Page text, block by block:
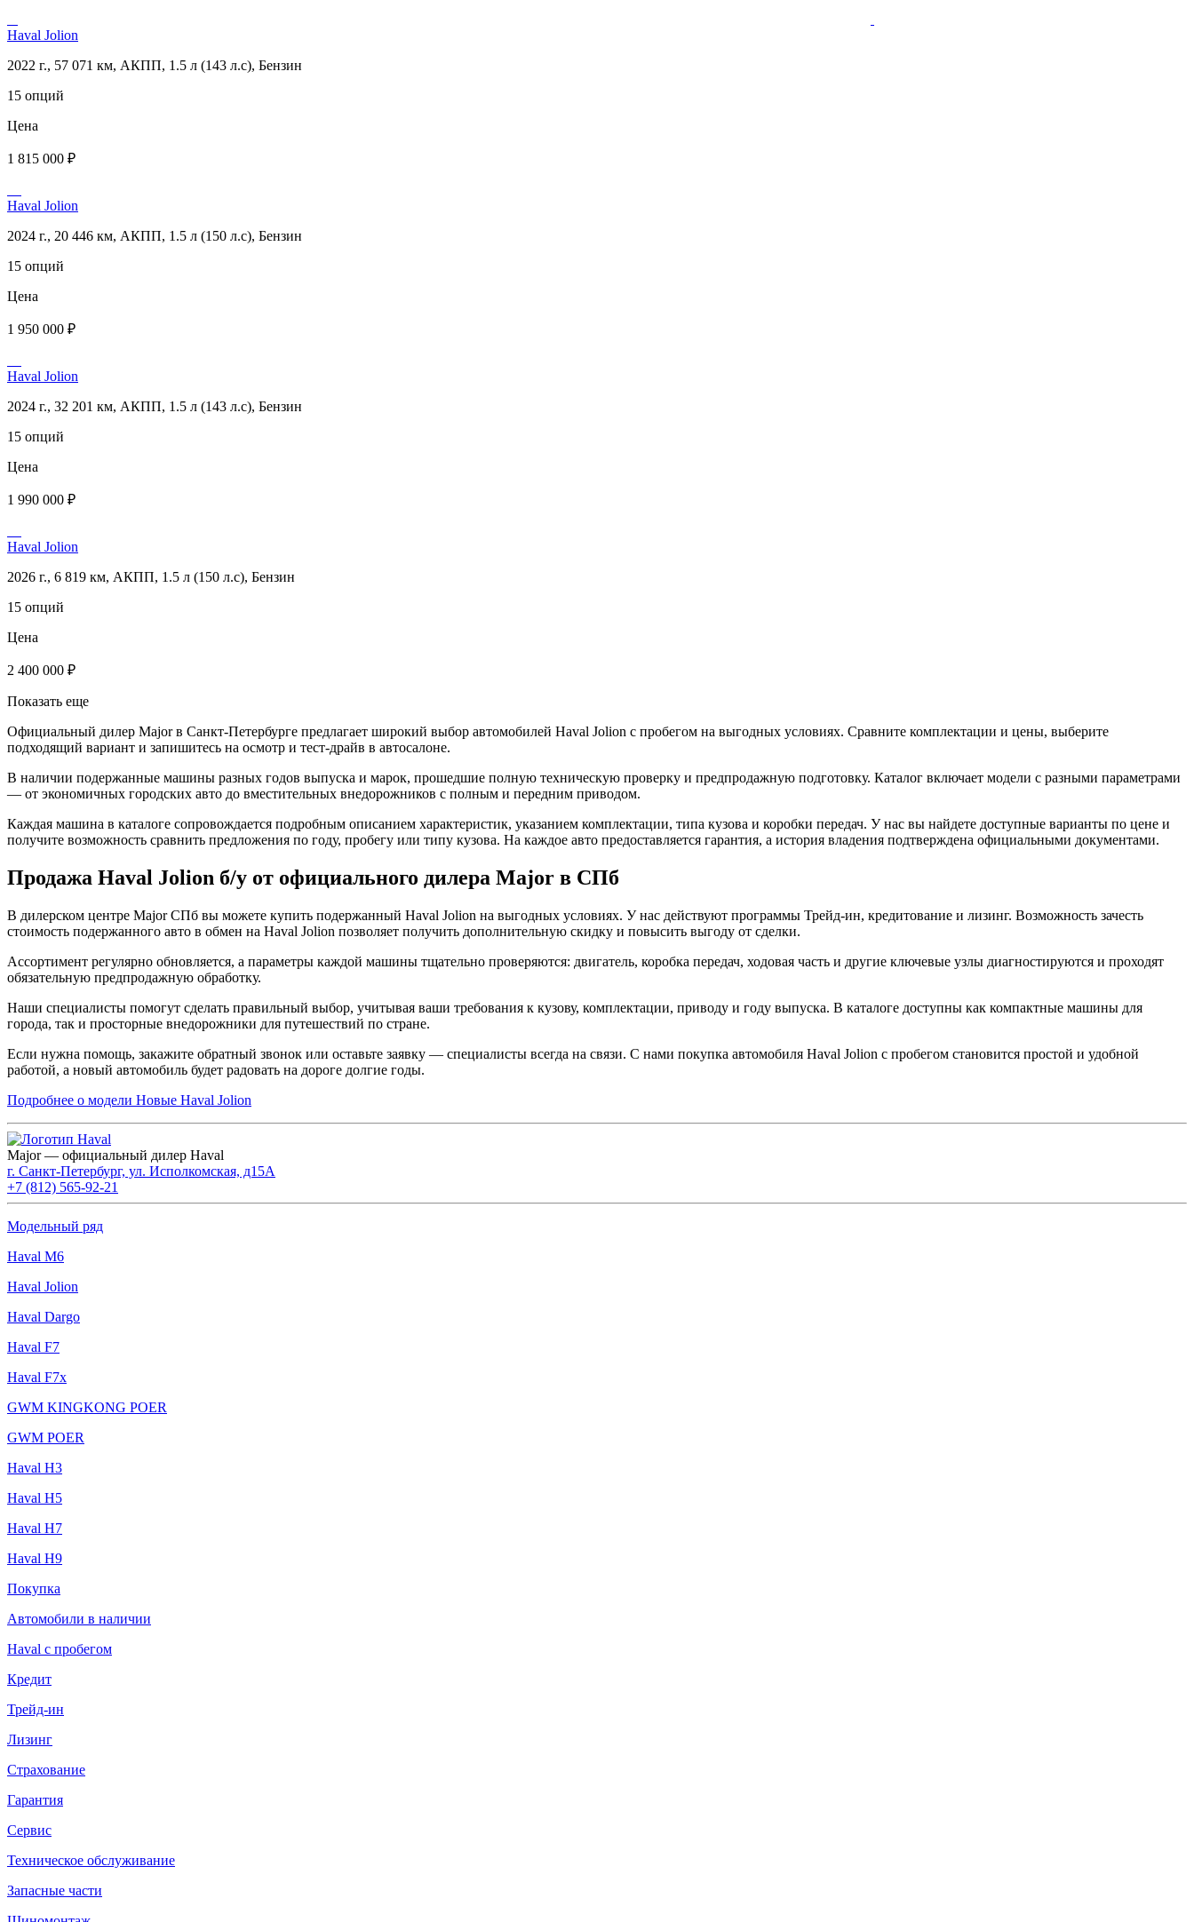
Haval Jolion
2022 г., 57 071 км, АКПП, 1.5 л (143 л.с), Бензин
15 опций
Цена
1 815 000 ₽
Haval Jolion
2024 г., 20 446 км, АКПП, 1.5 л (150 л.с), Бензин
15 опций
Цена
1 950 000 ₽
Haval Jolion
2024 г., 32 201 км, АКПП, 1.5 л (143 л.с), Бензин
15 опций
Цена
1 990 000 ₽
Haval Jolion
2026 г., 6 819 км, АКПП, 1.5 л (150 л.с), Бензин
15 опций
Цена
2 400 000 ₽
Показать еще
Официальный дилер Major в Санкт-Петербурге предлагает широкий выбор автомобилей Haval Jolion с пробегом на выгодных условиях. Сравните комплектации и цены, выберите
подходящий вариант и запишитесь на осмотр и тест-драйв в автосалоне.
В наличии подержанные машины разных годов выпуска и марок, прошедшие полную техническую проверку и предпродажную подготовку. Каталог включает модели с разными параметрами
— от экономичных городских авто до вместительных внедорожников с полным и передним приводом.
Каждая машина в каталоге сопровождается подробным описанием характеристик, указанием комплектации, типа кузова и коробки передач. У нас вы найдете доступные варианты по цене и
получите возможность сравнить предложения по году, пробегу или типу кузова. На каждое авто предоставляется гарантия, а история владения подтверждена официальными документами.
Продажа Haval Jolion б/у от официального дилера Major в СПб
В дилерском центре Major СПб вы можете купить подержанный Haval Jolion на выгодных условиях. У нас действуют программы Трейд-ин, кредитование и лизинг. Возможность зачесть
стоимость подержанного авто в обмен на Haval Jolion позволяет получить дополнительную скидку и повысить выгоду от сделки.
Ассортимент регулярно обновляется, а параметры каждой машины тщательно проверяются: двигатель, коробка передач, ходовая часть и другие ключевые узлы диагностируются и проходят
обязательную предпродажную обработку.
Наши специалисты помогут сделать правильный выбор, учитывая ваши требования к кузову, комплектации, приводу и году выпуска. В каталоге доступны как компактные машины для
города, так и просторные внедорожники для путешествий по стране.
Если нужна помощь, закажите обратный звонок или оставьте заявку — специалисты всегда на связи. С нами покупка автомобиля Haval Jolion с пробегом становится простой и удобной
работой, а новый автомобиль будет радовать на дороге долгие годы.
Подробнее о модели Новые Haval Jolion
Major — официальный дилер Haval
г. Санкт-Петербург, ул. Исполкомская, д15А
+7 (812) 565-92-21
Модельный ряд
Haval M6
Haval Jolion
Haval Dargo
Haval F7
Haval F7x
GWM KINGKONG POER
GWM POER
Haval H3
Haval H5
Haval H7
Haval H9
Покупка
Автомобили в наличии
Haval с пробегом
Кредит
Трейд-ин
Лизинг
Страхование
Гарантия
Сервис
Техническое обслуживание
Запасные части